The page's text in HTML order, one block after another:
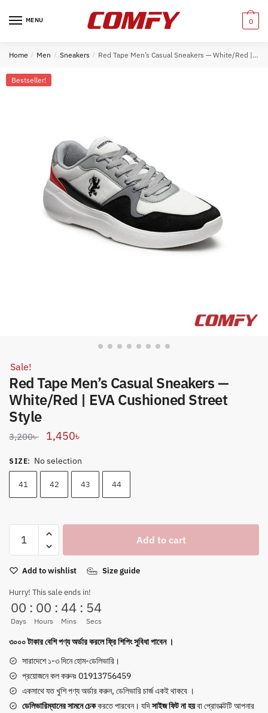
MENU 0
Home / Men / Sneakers / Red Tape Men’s Casual Sneakers — White/Red | EVA Cushioned Street Style
Bestseller!
Sale!
Red Tape Men’s Casual Sneakers —
White/Red | EVA Cushioned Street
Style
3,200৳
Original
was:
3,200৳ .
1,450৳
is:
1,450৳ .
SIZE: No selection
41 42 43 44
Tape
Casual
Sneakers
—
White/Red
EVA
Cushioned
Street
Style
quantity
Add to cart
Add to wishlist Size guide
Hurry! This sale ends in!
00
Days
: 00
Hours
: 44
Mins
: 54
Secs
৩০০০ টাকার বেশি পণ্য অর্ডার করলে ফ্রি শিপিং সুবিধা পাবেন ।
সারাদেশে ১-৩ দিনে হোম-ডেলিভারি।
প্রয়োজনে কল করুনঃ 01913756459
একসাথে যত খুশি পণ্য অর্ডার করুন, ডেলিভারি চার্জ একই থাকবে ।
ডেলিভারিম্যানের সামনেচেককরতে পারবেন। যদিসাইজ ফিট না হয়বা প্রোডাক্টটি আপনার